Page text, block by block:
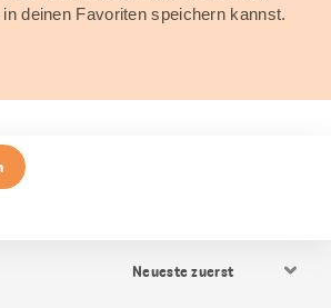
deinen Favoriten speichern kannst.
Sortierung